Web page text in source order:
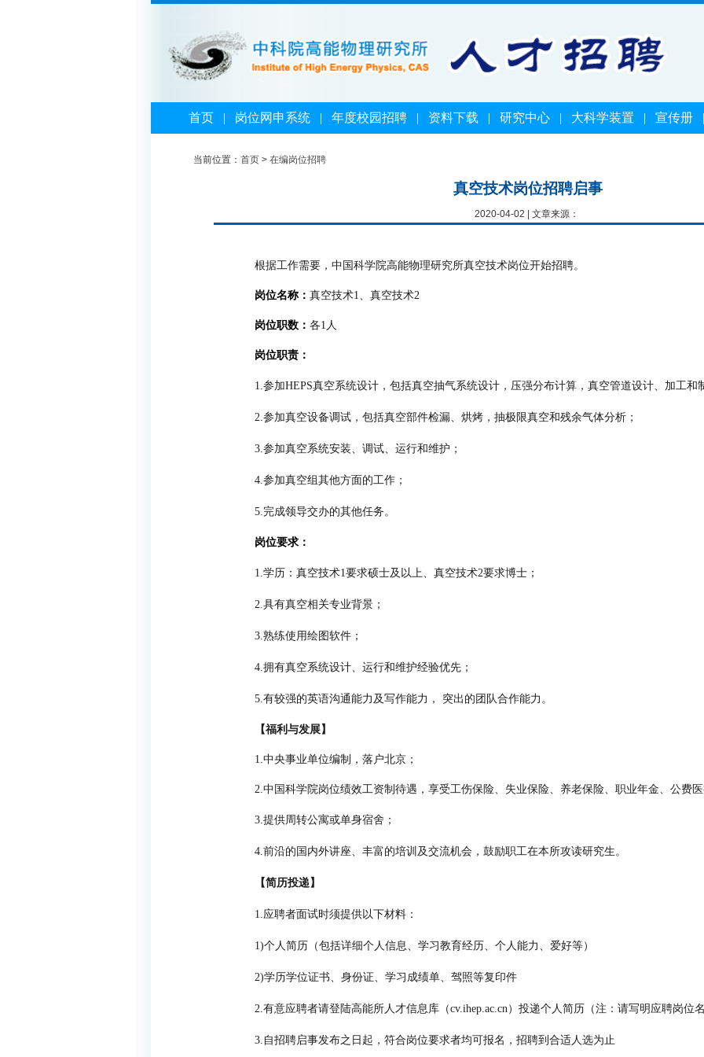
首页| 岗位网申系统| 年度校园招聘| 资料下载 | 研究中心| 大科学装置 | 宣传册
当前位置： 首页 > 在编岗位招聘
真空技术岗位招聘启事
2020-04-02 | 文章来源：
根据工作需要，中国科学院高能物理研究所真空技术岗位开始招聘。
岗位名称： 真空技术1、真空技术2
岗位职数： 各1人
岗位职责：
1.参加HEPS真空系统设计，包括真空抽气系统设计，压强分布计算，真空管道设计、加工和
2.参加真空设备调试，包括真空部件检漏、烘烤，抽极限真空和残余气体分析；
3.参加真空系统安装、调试、运行和维护；
4.参加真空组其他方面的工作；
5.完成领导交办的其他任务。
岗位要求：
1.学历：真空技术1要求硕士及以上、真空技术2要求博士；
2.具有真空相关专业背景；
3.熟练使用绘图软件；
4.拥有真空系统设计、运行和维护经验优先；
5.有较强的英语沟通能力及写作能力， 突出的团队合作能力。
【福利与发展】
1.中央事业单位编制， 落户北京；
2.中国科学院岗位绩效工资制待遇，享受工伤保险、失业保险、养老保险、职业年金、公费
3.提供周转公寓或单身宿舍；
4.前沿的国内外讲座、丰富的培训及交流机会，鼓励职工在本所攻读研究生。
【简历投递】
1.应聘者面试时须提供以下材料：
1)个人简历（包括详细个人信息、学习教育经历、个人能力、爱好等）
2)学历学位证书、身份证、学习成绩单、驾照等复印件
2.有意应聘者请登陆高能所人才信息库（cv.ihep.ac.cn）投递个人简历（注：请写明应聘岗位
3. 自招聘启事发布之日起，符合岗位要求者均可报名，招聘到合适人选为止